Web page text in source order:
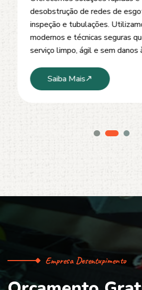
desobstrução de redes de esgoto,
inspeção e tubulações.
modernos e técnicas seguras que
serviço limpo, ágil e sem danos à
Saiba Mais
Empresa Desentupimento